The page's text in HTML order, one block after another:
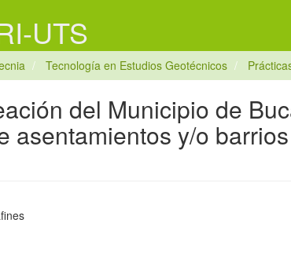
UTS
Tecnología en Estudios Geotécnicos
del Municipio de
asentamientos y/o